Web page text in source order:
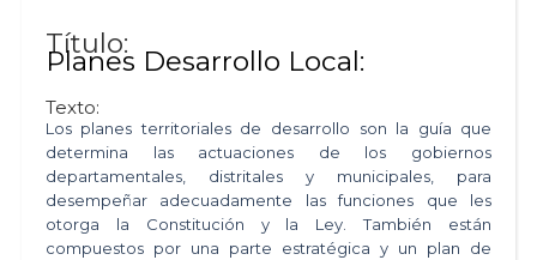
Título:
Planes Desarrollo Local:
Texto:
Los planes territoriales de desarrollo son la guía que
determina las actuaciones de los gobiernos
departamentales, distritales y municipales, para
desempeñar adecuadamente las funciones que les
otorga la Constitución y la Ley. También están
compuestos por una parte estratégica y un plan de